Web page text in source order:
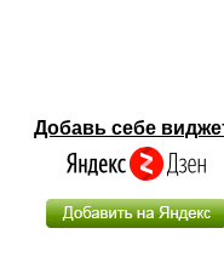
Добавь себе